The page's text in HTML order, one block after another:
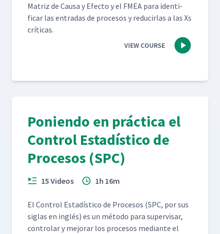
Matriz de Causa y Efec­to y el FMEA para iden­ti­
ficar las entradas de pro­ce­sos y reducir­las a las Xs
críticas.
VIEW COURSE
Poniendo en práctica el
Control Estadístico de
Procesos (SPC)
15 Videos 1h 16m
El Con­trol Estadís­ti­co de Pro­ce­sos (SPC, por sus
siglas en inglés) es un méto­do para super­vis­ar,
con­tro­lar y mejo­rar los pro­ce­sos medi­ante el